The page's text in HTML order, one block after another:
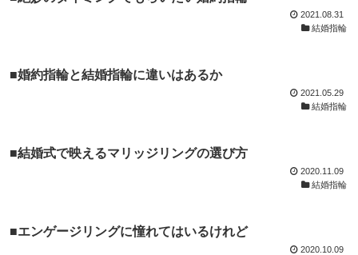
2021.08.31
結婚指輪
■婚約指輪と結婚指輪に違いはあるか
2021.05.29
結婚指輪
■結婚式で映えるマリッジリングの選び方
2020.11.09
結婚指輪
■エンゲージリングに憧れてはいるけれど
2020.10.09